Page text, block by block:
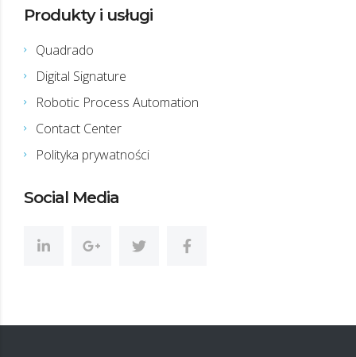
Produkty i usługi
Quadrado
Digital Signature
Robotic Process Automation
Contact Center
Polityka prywatności
Social Media